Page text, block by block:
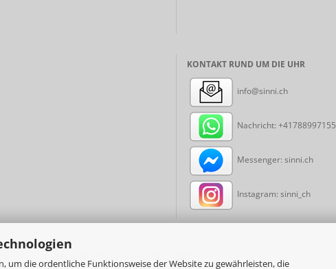
die ordentliche Funktionsweise der Website zu gewährleisten, die
KONTAKT RUND UM DIE UHR
info@sinni.ch
Nachricht: +41788997155
Messenger: sinni.ch
Instagram: sinni_ch